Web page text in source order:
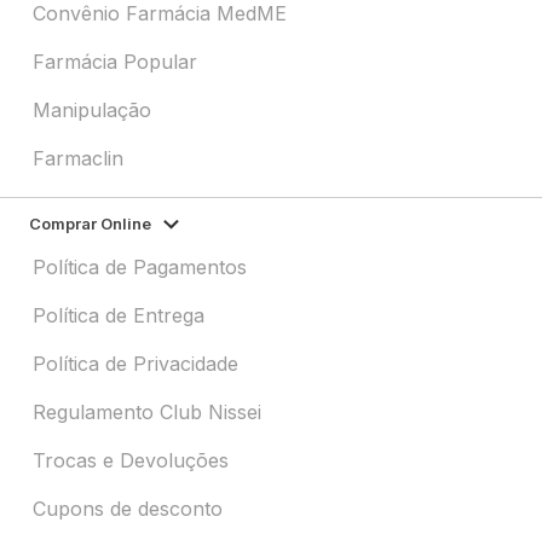
Convênio Farmácia MedME
Farmácia Popular
Manipulação
Farmaclin
Comprar Online
Política de Pagamentos
Política de Entrega
Política de Privacidade
Regulamento Club Nissei
Trocas e Devoluções
Cupons de desconto